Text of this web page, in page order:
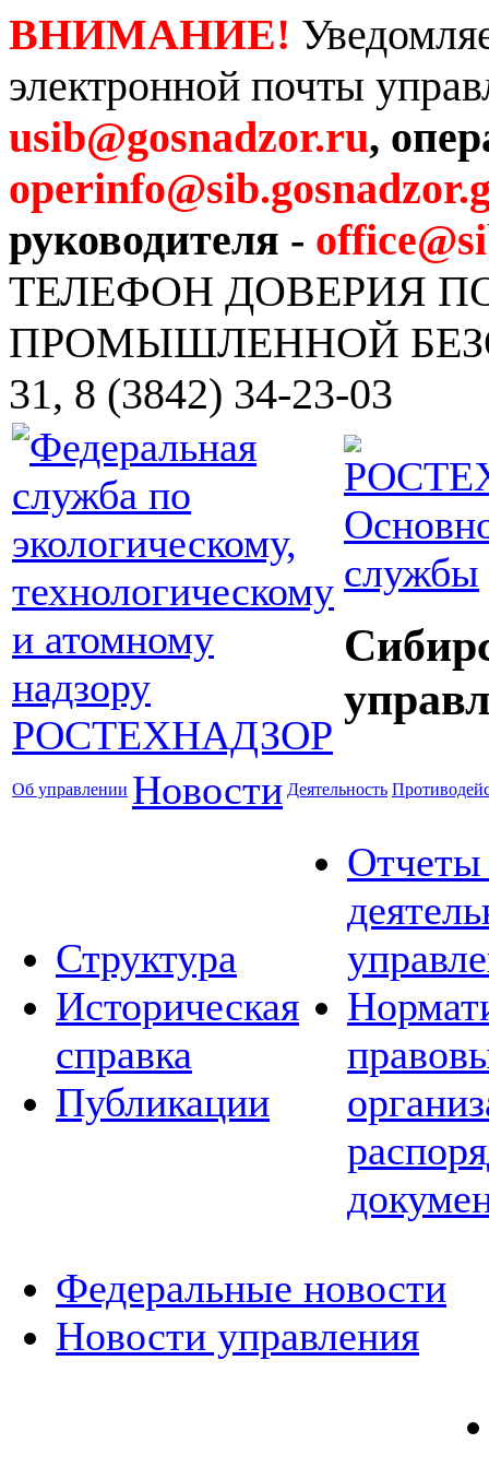
ВНИМАНИЕ!
электронной почты
usib@gosnadzor.ru,
руководителя -
ТЕЛЕФОН ДОВЕРИЯ
ПРОМЫШЛЕННОЙ
31, 8 (3842) 34-23-03
службы
Об управлении Новости Деятельность
Структура
Историческая
справка
Публикации
Отчеты
Федеральные новости
Новости управления